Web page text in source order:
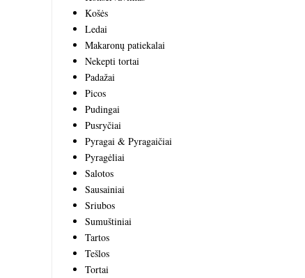
Košės
Ledai
Makaronų patiekalai
Nekepti tortai
Padažai
Picos
Pudingai
Pusryčiai
Pyragai & Pyragaičiai
Pyragėliai
Salotos
Sausainiai
Sriubos
Sumuštiniai
Tartos
Tešlos
Tortai